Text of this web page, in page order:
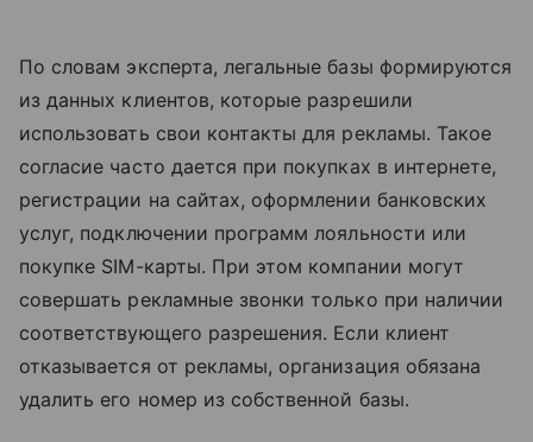
По словам эксперта, легальные базы формируются
из данных клиентов, которые разрешили
использовать свои контакты для рекламы. Такое
согласие часто дается при покупках в интернете,
регистрации на сайтах, оформлении банковских
услуг, подключении программ лояльности или
покупке SIM-карты. При этом компании могут
совершать рекламные звонки только при наличии
соответствующего разрешения. Если клиент
отказывается от рекламы, организация обязана
удалить его номер из собственной базы.